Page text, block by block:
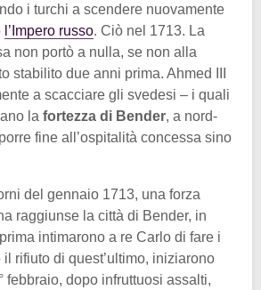
i turchi a scendere nuovamente
l’Impero russo. Ciò nel 1713. La
non portò a nulla, se non alla
stabilito due anni prima. Ahmed III
a scacciare gli svedesi – i quali
la fortezza di Bender, a nord-
fine all’ospitalità concessa sino
del gennaio 1713, una forza
raggiunse la città di Bender, in
intimarono a re Carlo di fare i
rifiuto di quest’ultimo, iniziarono
febbraio, dopo infruttuosi assalti,